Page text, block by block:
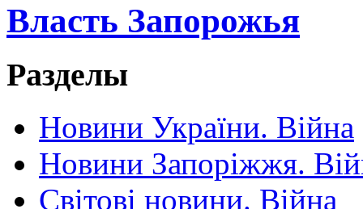
Власть Запорожья
Разделы
Новини України. Війна
Новини Запоріжжя.
Світові новини. Війна